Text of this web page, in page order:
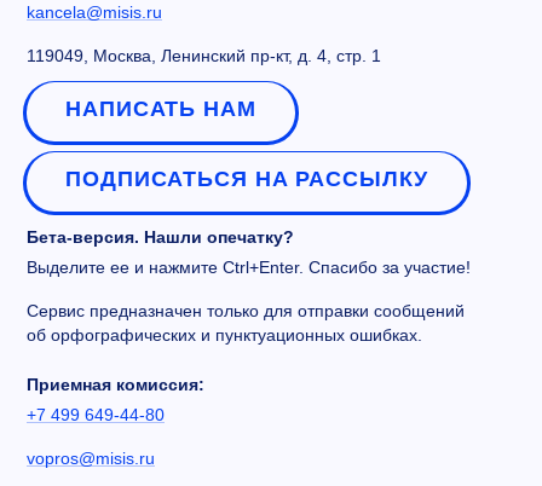
kancela@misis.ru
119049, Москва, Ленинский пр-кт, д. 4, стр. 1
НАПИСАТЬ НАМ
ПОДПИСАТЬСЯ НА РАССЫЛКУ
Бета-версия. Нашли опечатку?
Выделите ее и нажмите Ctrl+Enter. Спасибо за участие!
Сервис предназначен только для отправки сообщений
об орфографических и пунктуационных ошибках.
Приемная комиссия:
+7 499 649-44-80
vopros@misis.ru